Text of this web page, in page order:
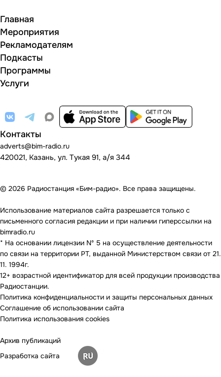
Главная
Мероприятия
Рекламодателям
Подкасты
Программы
Услуги
Контакты
adverts@bim-radio.ru
420021, Казань, ул. Тукая 91, а/я 344
© 2026 Радиостанция «Бим-радио». Все права защищены.
Использование материалов сайта разрешается только с
письменного согласия редакции и при наличии гиперссылки на
bimradio.ru
* На основании лицензии Nº 5 на осуществление деятельности
по связи на территории РТ, выданной Министерством связи от 21.
11. 1994г.
12+ возрастной идентификатор для всей продукции производства
Радиостанции.
Политика конфиденциальности и защиты персональных данных
Соглашение об использовании сайта
Политика использования cookies
Архив публикаций
Разработка сайта